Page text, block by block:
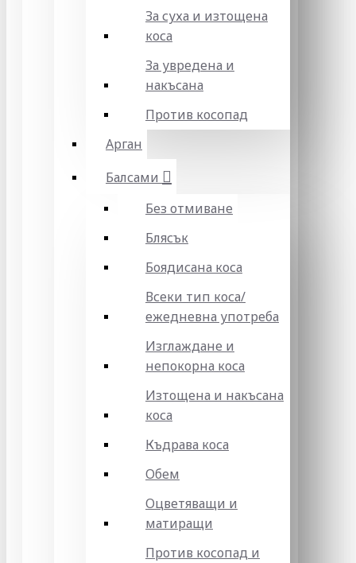
За суха и изтощена
коса
За увредена и
накъсана
Против косопад
Арган
Балсами
Без отмиване
Блясък
Боядисана коса
Всеки тип коса/
ежедневна употреба
Изглаждане и
непокорна коса
Изтощена и накъсана
коса
Къдрава коса
Обем
Оцветяващи и
матиращи
Против косопад и